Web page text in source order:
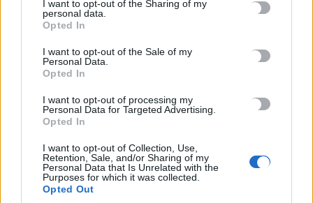
I want to opt-out of the Sharing of my
personal data.
Opted In
I want to opt-out of the Sale of my
Personal Data.
Opted In
I want to opt-out of processing my
Personal Data for Targeted Advertising.
Opted In
I want to opt-out of Collection, Use,
Retention, Sale, and/or Sharing of my
Personal Data that Is Unrelated with the
Purposes for which it was collected.
Opted Out
τρεις από τους πέντε Ελληνοκύπριους που
είχαν συλληφθεί στα κατεχόμενα
Στα σπίτια τους επέστρεψαν οι τρεις από τους
πέντε Ελληνοκύπριους που είχαν «συλληφθεί» στις 19 Ιουλίου
από τις κατοχικές αρχές,…
Newsroom 13 Νοεμβρίου, 2025
ΡΟΗ ΕΙΔΗΣΕΩΝ
Καστέλλι: «Κλειδώνει» η σύμβαση ύψους €112 εκατ. για τα
κρίσιμα συστήματα αεροναυτιλίας